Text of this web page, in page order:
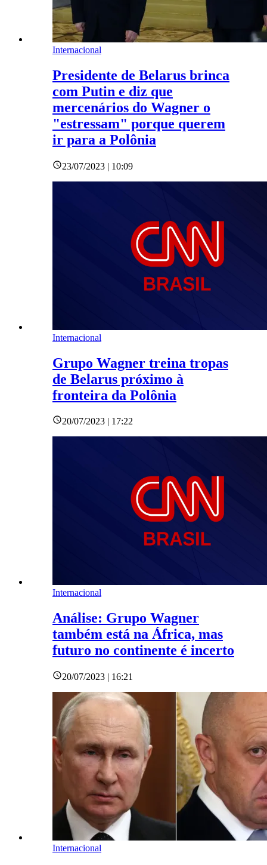
Internacional
Presidente de Belarus brinca
com Putin e diz que
mercenários do Wagner o
"estressam" porque querem
ir para a Polônia
23/07/2023 | 10:09
Internacional
Grupo Wagner treina tropas
de Belarus próximo à
fronteira da Polônia
20/07/2023 | 17:22
Internacional
Análise: Grupo Wagner
também está na África, mas
futuro no continente é incerto
20/07/2023 | 16:21
Internacional